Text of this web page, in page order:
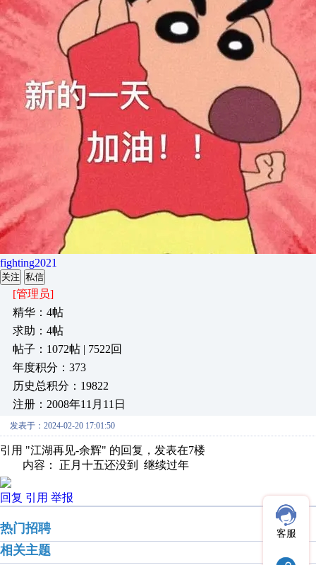
fighting2021
关注 私信
[管理员]
精华：4帖
求助：4帖
帖子：1072帖 | 7522回
年度积分：373
历史总积分：19822
注册：2008年11月11日
发表于：2024-02-20 17:01:50
引用 "江湖再见-余辉" 的回复，发表在7楼
内容： 正月十五还没到 继续过年
回复 引用 举报
热门招聘
相关主题
客服